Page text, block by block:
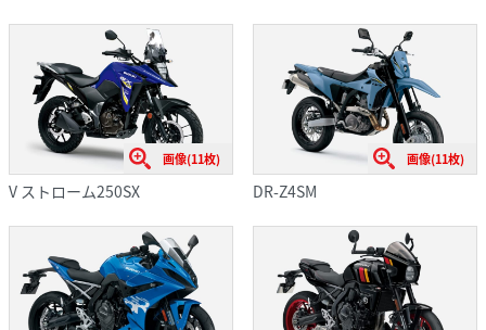
画像(11枚)
V ストローム250SX
画像(11枚)
DR-Z4SM